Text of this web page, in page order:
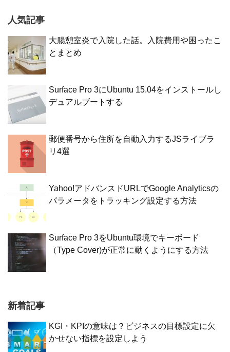
人気記事
大腸憩室炎で入院した話。入院費用や困ったこ
とまとめ
Surface Pro 3にUbuntu 15.04をインストールし
デュアルブートする
郵便番号から住所を自動入力するJSライブラ
リ4選
Yahoo!アドバンスドURLでGoogle Analyticsの
パラメータをトラッキング設定する方法
Surface Pro 3をUbuntu環境でキーボード
（Type Cover)が正常に動くようにする方法
新着記事
KGI・KPIの意味は？ビジネスの目標設定に欠
かせない指標を設定しよう